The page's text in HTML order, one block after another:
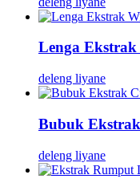
Lenga
deleng liyane
Bubuk
deleng liyane